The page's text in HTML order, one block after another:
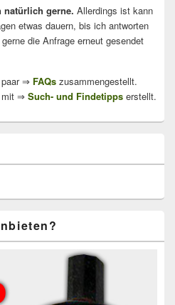
natürlich gerne. Allerdings ist kann
etwas dauern, bis ich antworten
die Anfrage erneut gesendet
paar ⇒ FAQs zusammengestellt.
mit ⇒ Such- und Findetipps erstellt.